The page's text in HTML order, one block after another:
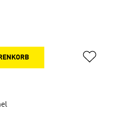
besondere Weise der